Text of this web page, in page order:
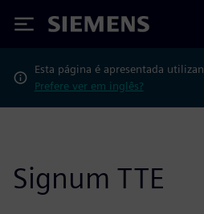
Siemens
Esta página é apresentada
Prefere ver em inglês?
Signum TTE